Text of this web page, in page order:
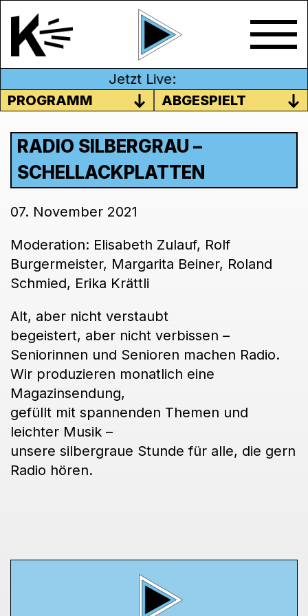
Jetzt Live:
PROGRAMM
ABGESPIELT
RADIO SILBERGRAU –
SCHELLACKPLATTEN
07. November 2021
Moderation: Elisabeth Zulauf, Rolf
Burgermeister, Margarita Beiner, Roland
Schmied, Erika Krättli
Alt, aber nicht verstaubt
begeistert, aber nicht verbissen –
Seniorinnen und Senioren machen Radio.
Wir produzieren monatlich eine
Magazinsendung,
gefüllt mit spannenden Themen und
leichter Musik –
unsere silbergraue Stunde für alle, die gern
Radio hören.